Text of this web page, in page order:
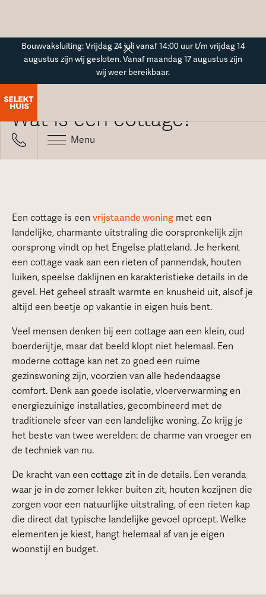
Bouwvaksluiting: Vrijdag 24 juli vanaf 14:00 uur t/m vrijdag 14
augustus zijn wij gesloten. Vanaf maandag 17 augustus zijn
wij weer bereikbaar.
Menu
Wat is een cottage?
Een cottage is een vrijstaande woningmet een
landelijke, charmante uitstraling die oorspronkelijk zijn
oorsprong vindt op het Engelse platteland. Je herkent
een cottage vaak aan een rieten of pannendak, houten
luiken, speelse daklijnen en karakteristieke details in de
gevel. Het geheel straalt warmte en knusheid uit, alsof je
altijd een beetje op vakantie in eigen huis bent.
Veel mensen denken bij een cottage aan een klein, oud
boerderijtje, maar dat beeld klopt niet helemaal. Een
moderne cottage kan net zo goed een ruime
gezinswoning zijn, voorzien van alle hedendaagse
comfort. Denk aan goede isolatie, vloerverwarming en
energiezuinige installaties, gecombineerd met de
traditionele sfeer van een landelijke woning. Zo krijg je
het beste van twee werelden: de charme van vroeger en
de techniek van nu.
De kracht van een cottage zit in de details. Een veranda
waar je in de zomer lekker buiten zit, houten kozijnen die
zorgen voor een natuurlijke uitstraling, of een rieten kap
die direct dat typische landelijke gevoel oproept. Welke
elementen je kiest, hangt helemaal af van je eigen
woonstijl en budget.